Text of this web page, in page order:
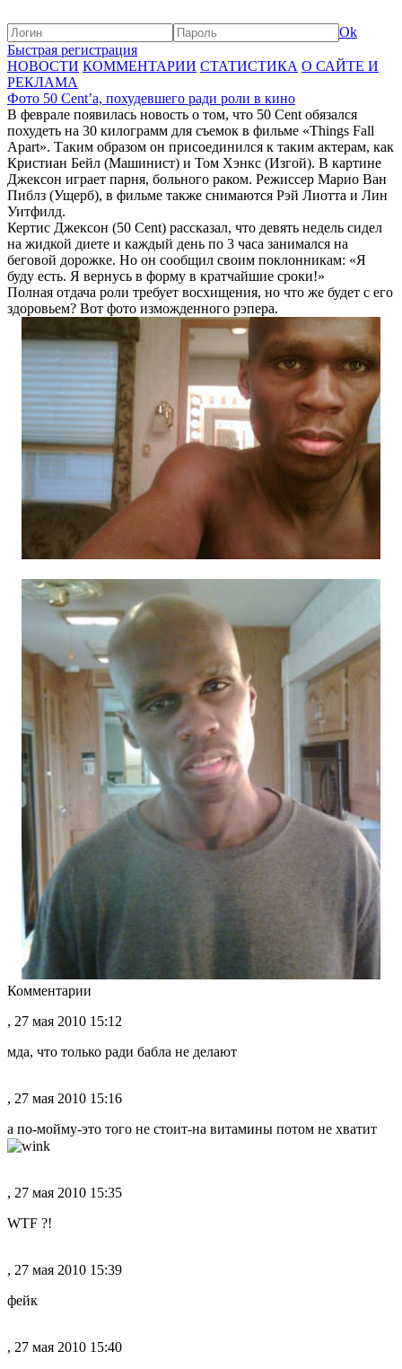
Ok
Быстрая регистрация
НОВОСТИ КОММЕНТАРИИ СТАТИСТИКА О САЙТЕ И
РЕКЛАМА
Фото 50 Cent’а, похудевшего ради роли в кино
В феврале появилась новость о том, что 50 Cent обязался
похудеть на 30 килограмм для съемок в фильме «Things Fall
Apart». Таким образом он присоединился к таким актерам, как
Кристиан Бейл (Машинист) и Том Хэнкс (Изгой). В картине
Джексон играет парня, больного раком. Режиссер Марио Ван
Пиблз (Ущерб), в фильме также снимаются Рэй Лиотта и Лин
Уитфилд.
Кертис Джексон (50 Cent) рассказал, что девять недель сидел
на жидкой диете и каждый день по 3 часа занимался на
беговой дорожке. Но он сообщил своим поклонникам: «Я
буду есть. Я вернусь в форму в кратчайшие сроки!»
Полная отдача роли требует восхищения, но что же будет с его
здоровьем? Вот фото изможденного рэпера.
Комментарии
, 27 мая 2010 15:12
мда, что только ради бабла не делают
, 27 мая 2010 15:16
а по-мойму-это того не стоит-на витамины потом не хватит
, 27 мая 2010 15:35
WTF ?!
, 27 мая 2010 15:39
фейк
, 27 мая 2010 15:40